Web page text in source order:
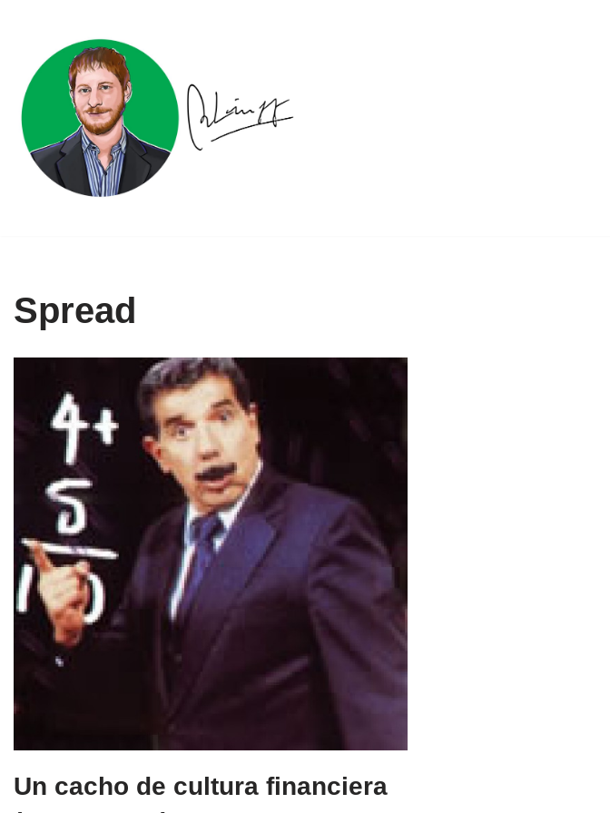
contenido
Spread
Un cacho de cultura financiera